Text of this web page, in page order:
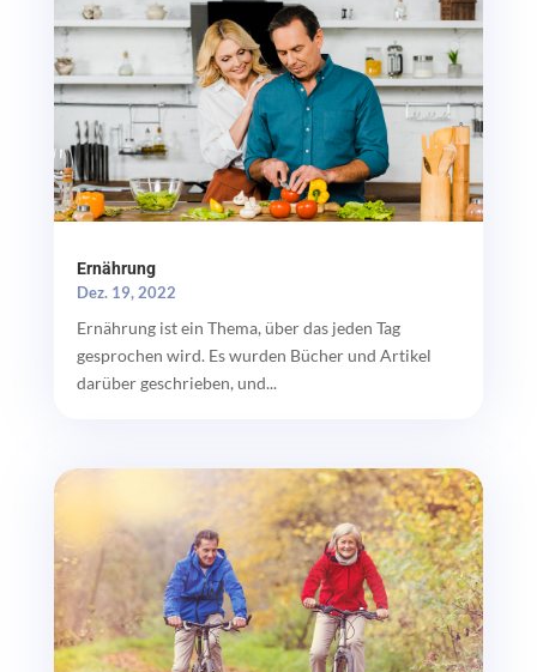
Ernährung
Dez. 19, 2022
Ernährung ist ein Thema, über das jeden Tag
gesprochen wird. Es wurden Bücher und Artikel
darüber geschrieben, und...